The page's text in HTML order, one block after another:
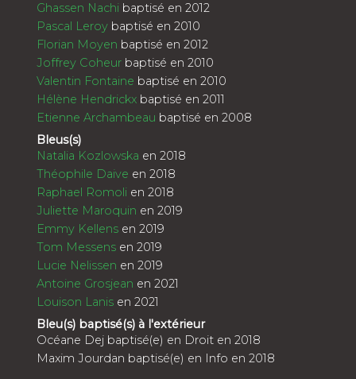
Ghassen Nachi baptisé en 2012
Pascal Leroy baptisé en 2010
Florian Moyen baptisé en 2012
Joffrey Coheur baptisé en 2010
Valentin Fontaine baptisé en 2010
Hélène Hendrickx baptisé en 2011
Etienne Archambeau baptisé en 2008
Bleus(s)
Natalia Kozlowska en 2018
Théophile Daive en 2018
Raphael Romoli en 2018
Juliette Maroquin en 2019
Emmy Kellens en 2019
Tom Messens en 2019
Lucie Nelissen en 2019
Antoine Grosjean en 2021
Louison Lanis en 2021
Bleu(s) baptisé(s) à l'extérieur
Océane Dej baptisé(e) en Droit en 2018
Maxim Jourdan baptisé(e) en Info en 2018